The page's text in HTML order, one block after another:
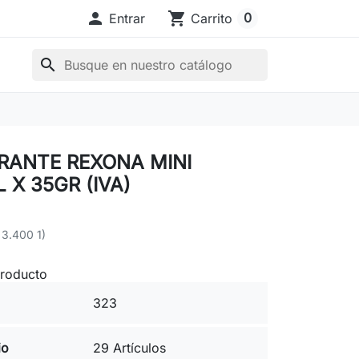
 Entrar shopping_cart Carrito 0
search
REXONA MINI
X 35GR (IVA)
1)
323
29 Artículos